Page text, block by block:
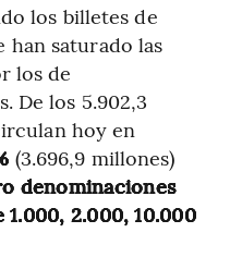
los billetes de
saturado las
los de
De los 5.902,3
hoy en
(3.696,9 millones)
denominaciones
2.000, 10.000